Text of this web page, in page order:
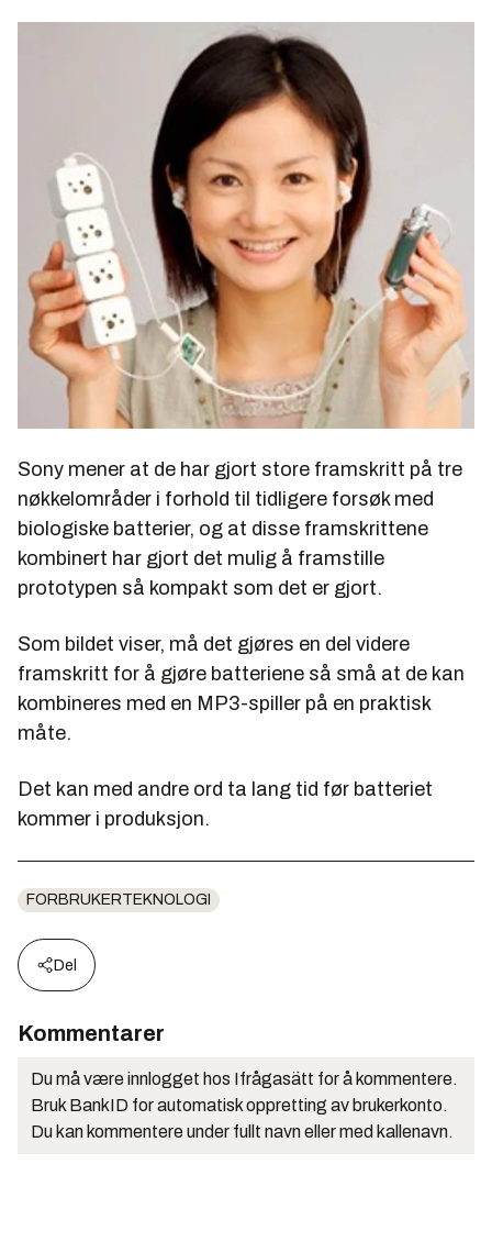
Sony mener at de har gjort store framskritt på tre
nøkkelområder i forhold til tidligere forsøk med
biologiske batterier, og at disse framskrittene
kombinert har gjort det mulig å framstille
prototypen så kompakt som det er gjort.
Som bildet viser, må det gjøres en del videre
framskritt for å gjøre batteriene så små at de kan
kombineres med en MP3-spiller på en praktisk
måte.
Det kan med andre ord ta lang tid før batteriet
kommer i produksjon.
FORBRUKERTEKNOLOGI
Del
Kommentarer
Du må være innlogget hos Ifrågasätt for å kommentere.
Bruk BankID for automatisk oppretting av brukerkonto.
Du kan kommentere under fullt navn eller med kallenavn.